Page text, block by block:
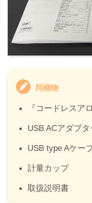
同梱物
『コードレスア
USB ACアダプ
USB type Aケー
計量カップ
取扱説明書